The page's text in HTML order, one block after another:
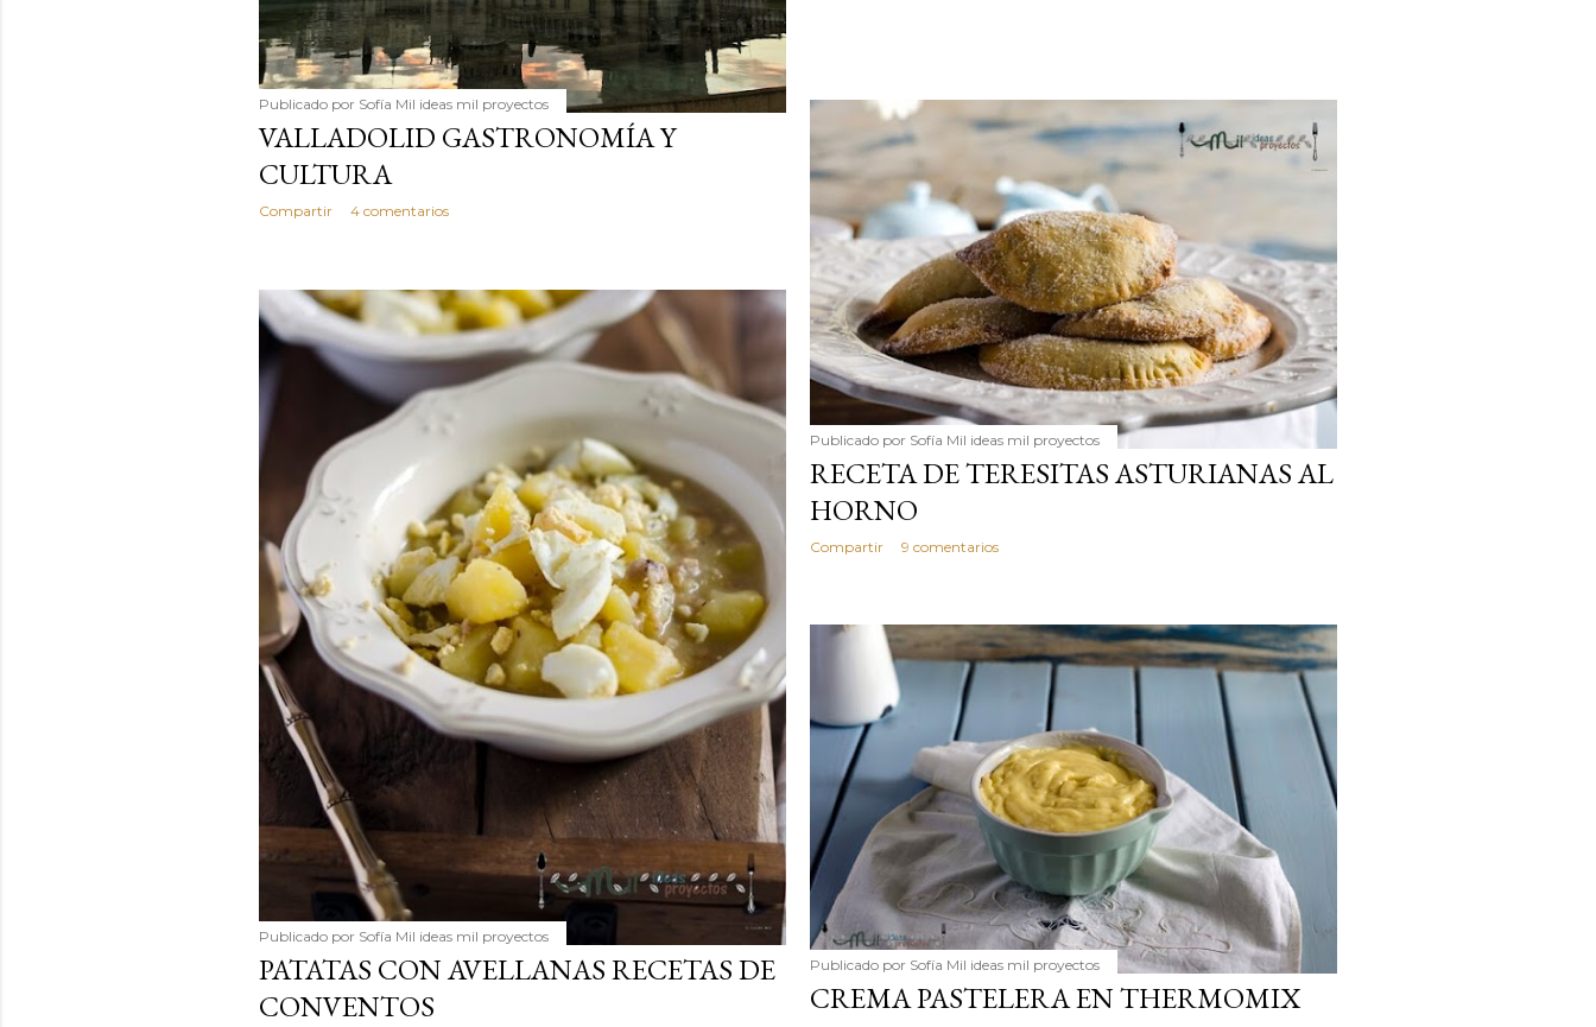
Publicado por Sofía Mil ideas mil proyectos
VALLADOLID GASTRONOMÍA Y
CULTURA
Compartir 4 comentarios
Publicado por Sofía Mil ideas mil proyectos
RECETA DE TERESITAS ASTURIANAS AL
HORNO
Compartir 9 comentarios
Publicado por Sofía Mil ideas mil proyectos
PATATAS CON AVELLANAS RECETAS DE
CONVENTOS
Publicado por Sofía Mil ideas mil proyectos
CREMA PASTELERA EN THERMOMIX